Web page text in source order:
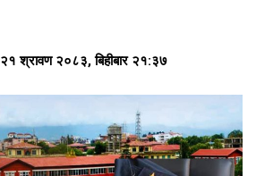
२१ श्रावण २०८३, बिहीबार २१:३७